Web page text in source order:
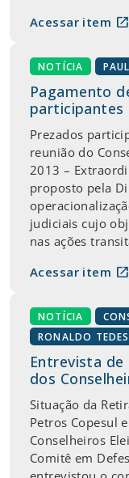
Acessar item open_in_new
NOTÍCIA
Pagamento
participantes
Prezados
reunião do
2013 –
proposto pela
judiciais cujo
nas ações
Acessar item open_in_new
NOTÍCIA
RONALDO
Entrevista de
dos
Situação da
Petros Copesul
Conselheiros
Comitê em